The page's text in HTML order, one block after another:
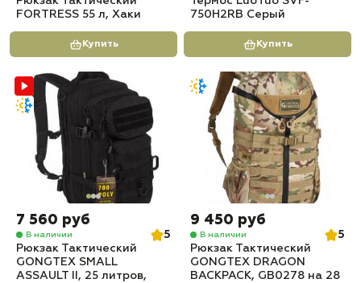
FORTRESS 55 л, Хаки
Купить
750H2RB Серый
Купить
7 560 руб
В наличии
5
Рюкзак Тактический
GONGTEX SMALL
ASSAULT II, 25 литров,
9 450 руб
В наличии
5
Рюкзак Тактический
GONGTEX DRAGON
BACKPACK, GB0278 на 28